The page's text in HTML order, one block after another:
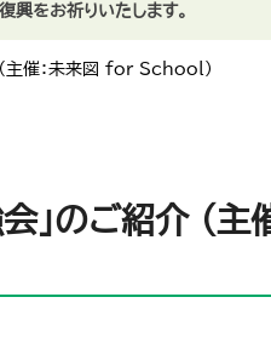
（主催：未来図 for School）
」のご紹介 （
興をお祈りいたします。